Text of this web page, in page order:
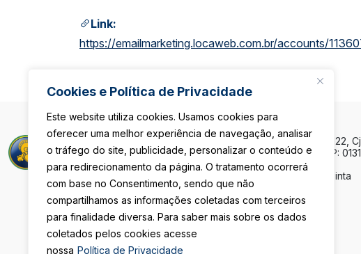
Cookies e Política de Privacidade
Este website utiliza cookies. Usamos cookies para
oferecer uma melhor experiência de navegação, analisar
o tráfego do site, publicidade, personalizar o conteúdo e
para redirecionamento da página. O tratamento ocorrerá
com base no Consentimento, sendo que não
compartilhamos as informações coletadas com terceiros
para finalidade diversa. Para saber mais sobre os dados
coletados pelos cookies acesse
nossa Política de Privacidade
Link:
https://emailmarketing.locaweb.com.br/accounts/
Rua Maria Paula, 122,
São Paulo/SP CEP:
De Segunda a Quinta
Das 8h às 18h.
Sexta-Feira
Das 08h às 17h.